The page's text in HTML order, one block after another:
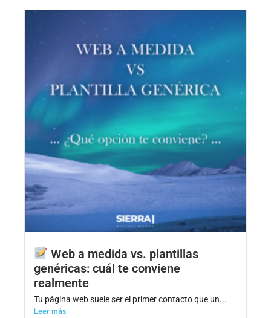
Web a medida vs. plantillas
genéricas: cuál te conviene
realmente
Tu página web suele ser el primer contacto que un...
Leer más